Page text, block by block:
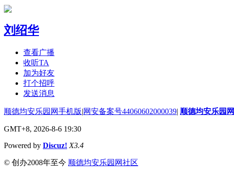
刘绍华
查看广播
收听TA
加为好友
打个招呼
发送消息
顺德均安乐园网手机版|网安备案号44060602000039| 顺德均安乐园网
GMT+8, 2026-8-6 19:30
Powered by Discuz! X3.4
© 创办2008年至今 顺德均安乐园网社区